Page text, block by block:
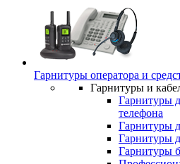
Гарнитуры оператора и
Гарнитуры и
Гарнитуры
телефона
Гарнитуры
Гарнитуры
Гарнитуры